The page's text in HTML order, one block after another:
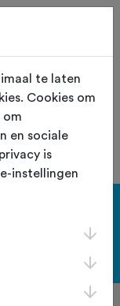
"106050"
te laten
Cookies om
om
en sociale
is
instellingen